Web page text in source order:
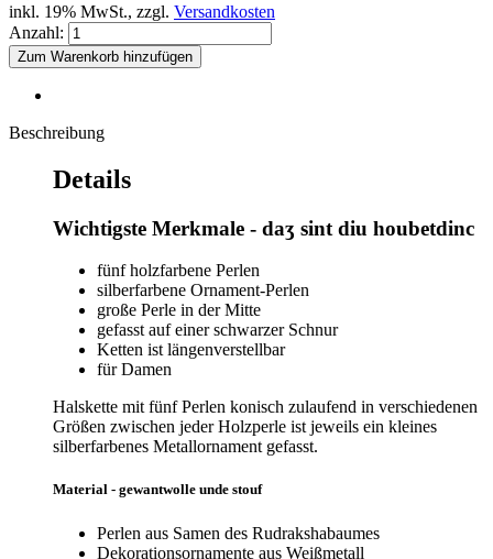
inkl. 19% MwSt., zzgl. Versandkosten
Anzahl:
Zum Warenkorb hinzufügen
Beschreibung
Details
Wichtigste Merkmale - daʒ sint diu houbetdinc
fünf holzfarbene Perlen
silberfarbene Ornament-Perlen
große Perle in der Mitte
gefasst auf einer schwarzer Schnur
Ketten ist längenverstellbar
für Damen
Halskette mit fünf Perlen konisch zulaufend in verschiedenen
Größen zwischen jeder Holzperle ist jeweils ein kleines
silberfarbenes Metallornament gefasst.
Material - gewantwolle unde stouf
Perlen aus Samen des Rudrakshabaumes
Dekorationsornamente aus Weißmetall